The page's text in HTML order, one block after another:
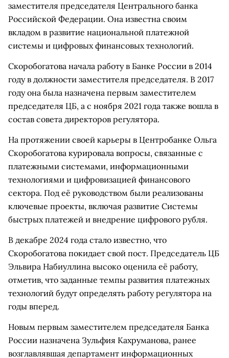
заместителя председателя Центрального банка
Российской Федерации. Она известна своим
вкладом в развитие национальной платежной
системы и цифровых финансовых технологий.
Скоробогатова начала работу в Банке России в 2014
году в должности заместителя председателя. В 2017
году она была назначена первым заместителем
председателя ЦБ, а с ноября 2021 года также вошла в
состав совета директоров регулятора.
На протяжении своей карьеры в Центробанке Ольга
Скоробогатова курировала вопросы, связанные с
платежными системами, информационными
технологиями и цифровизацией финансового
сектора. Под её руководством были реализованы
ключевые проекты, включая развитие Системы
быстрых платежей и внедрение цифрового рубля.
В декабре 2024 года стало известно, что
Скоробогатова покидает свой пост. Председатель ЦБ
Эльвира Набиуллина высоко оценила её работу,
отметив, что заданные темпы развития платежных
технологий будут определять работу регулятора на
годы вперед.
Новым первым заместителем председателя Банка
России назначена Зульфия Кахруманова, ранее
возглавлявшая департамент информационных